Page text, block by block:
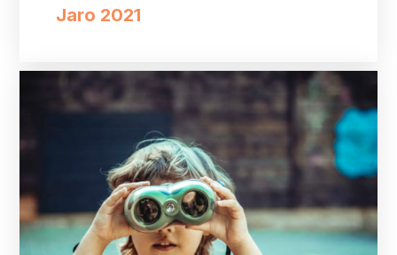
Jaro 2021